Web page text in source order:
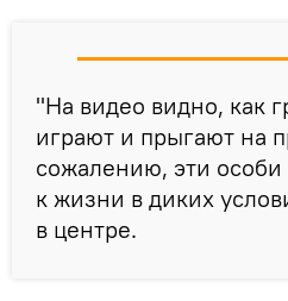
"На видео видно, как
играют и прыгают на
сожалению, эти
к жизни в диких
в центре.